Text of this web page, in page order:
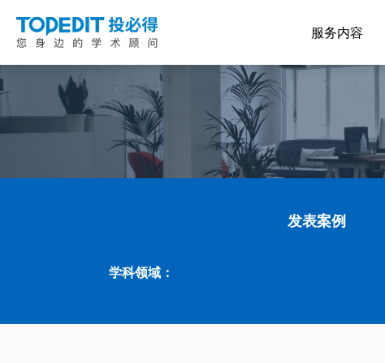
服务内容
发表案例
学科领域：